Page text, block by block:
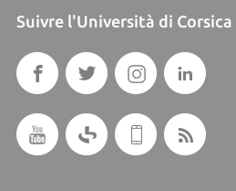
Suivre l'Università di Corsica